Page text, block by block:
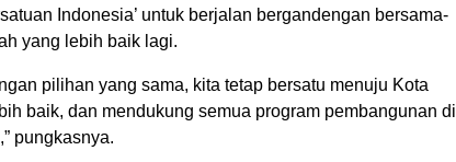
Indonesia’ untuk berjalan bergandengan bersama-
yang lebih baik lagi.
pilihan yang sama, kita tetap bersatu menuju Kota
baik, dan mendukung semua program pembangunan di
pungkasnya.